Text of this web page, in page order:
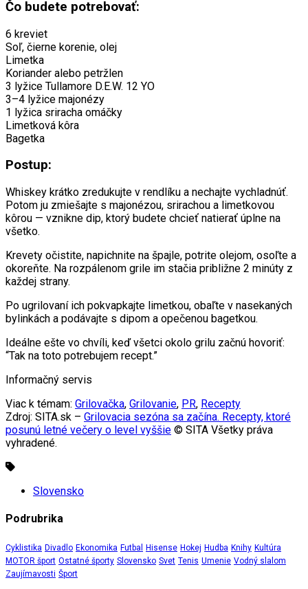
Čo budete potrebovať:
6 kreviet
Soľ, čierne korenie, olej
Limetka
Koriander alebo petržlen
3 lyžice Tullamore D.E.W. 12 YO
3–4 lyžice majonézy
1 lyžica sriracha omáčky
Limetková kôra
Bagetka
Postup:
Whiskey krátko zredukujte v rendlíku a nechajte vychladnúť.
Potom ju zmiešajte s majonézou, srirachou a limetkovou
kôrou — vznikne dip, ktorý budete chcieť natierať úplne na
všetko.
Krevety očistite, napichnite na špajle, potrite olejom, osoľte a
okoreňte. Na rozpálenom grile im stačia približne 2 minúty z
každej strany.
Po ugrilovaní ich pokvapkajte limetkou, obaľte v nasekaných
bylinkách a podávajte s dipom a opečenou bagetkou.
Ideálne ešte vo chvíli, keď všetci okolo grilu začnú hovoriť:
“Tak na toto potrebujem recept.”
Informačný servis
Viac k témam: Grilovačka, Grilovanie, PR, Recepty
Zdroj: SITA.sk – Grilovacia sezóna sa začína. Recepty, ktoré
posunú letné večery o level vyššie © SITA Všetky práva
vyhradené.
Slovensko
Podrubrika
Cyklistika Divadlo Ekonomika Futbal Hisense Hokej Hudba Knihy Kultúra
MOTOR šport Ostatné športy Slovensko Svet Tenis Umenie Vodný slalom
Zaujímavosti Šport